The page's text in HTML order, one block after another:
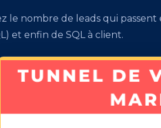
le nombre de leads qui
et enfin de SQL à client.